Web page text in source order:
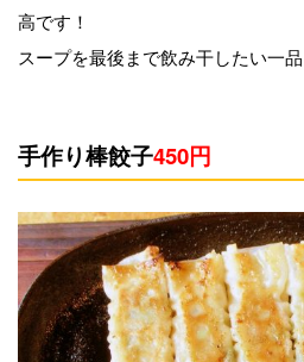
高です！
スープを最後まで飲み干したい一品
手作り棒餃子450円